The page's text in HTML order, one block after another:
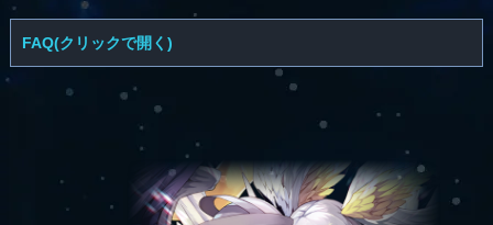
FAQ(クリックで開く)